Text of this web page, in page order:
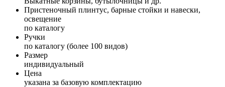
Пристеночный плинтус, барные стойки и навески,
освещение
по каталогу
Ручки
по каталогу (более 100 видов)
Размер
индивидуальный
Цена
указана за базовую комплектацию